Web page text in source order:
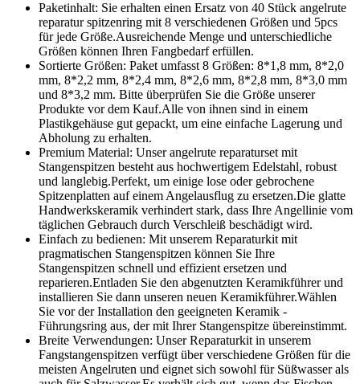
Paketinhalt: Sie erhalten einen Ersatz von 40 Stück angelrute
reparatur spitzenring mit 8 verschiedenen Größen und 5pcs
für jede Größe.Ausreichende Menge und unterschiedliche
Größen können Ihren Fangbedarf erfüllen.
Sortierte Größen: Paket umfasst 8 Größen: 8*1,8 mm, 8*2,0
mm, 8*2,2 mm, 8*2,4 mm, 8*2,6 mm, 8*2,8 mm, 8*3,0 mm
und 8*3,2 mm. Bitte überprüfen Sie die Größe unserer
Produkte vor dem Kauf.Alle von ihnen sind in einem
Plastikgehäuse gut gepackt, um eine einfache Lagerung und
Abholung zu erhalten.
Premium Material: Unser angelrute reparaturset mit
Stangenspitzen besteht aus hochwertigem Edelstahl, robust
und langlebig.Perfekt, um einige lose oder gebrochene
Spitzenplatten auf einem Angelausflug zu ersetzen.Die glatte
Handwerkskeramik verhindert stark, dass Ihre Angellinie vom
täglichen Gebrauch durch Verschleiß beschädigt wird.
Einfach zu bedienen: Mit unserem Reparaturkit mit
pragmatischen Stangenspitzen können Sie Ihre
Stangenspitzen schnell und effizient ersetzen und
reparieren.Entladen Sie den abgenutzten Keramikführer und
installieren Sie dann unseren neuen Keramikführer.Wählen
Sie vor der Installation den geeigneten Keramik -
Führungsring aus, der mit Ihrer Stangenspitze übereinstimmt.
Breite Verwendungen: Unser Reparaturkit in unserem
Fangstangenspitzen verfügt über verschiedene Größen für die
meisten Angelruten und eignet sich sowohl für Süßwasser als